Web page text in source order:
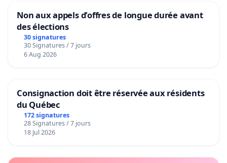
Non aux appels d’offres de longue durée avant
des élections
30 signatures
30 Signatures / 7 jours
6 Aug 2026
Consignaction doit être réservée aux résidents
du Québec
172 signatures
28 Signatures / 7 jours
18 Jul 2026